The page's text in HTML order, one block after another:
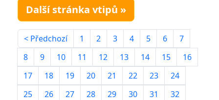
Další stránka vtipů »
< Předchozí 1 2 3 4 5 6
7
8
9 10 11 12 13 14 15
16
17
18 19 20 21 22 23
24
25
26 27 28 29 30 31
32